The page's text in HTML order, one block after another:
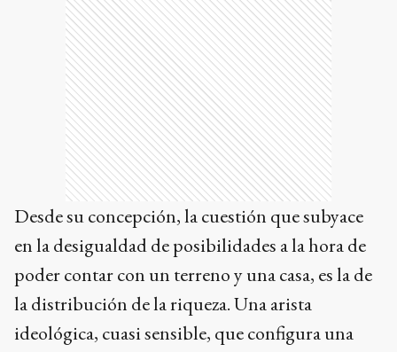
Desde su concepción, la cuestión que subyace
en la desigualdad de posibilidades a la hora de
poder contar con un terreno y una casa, es la de
la distribución de la riqueza. Una arista
ideológica, cuasi sensible, que configura una